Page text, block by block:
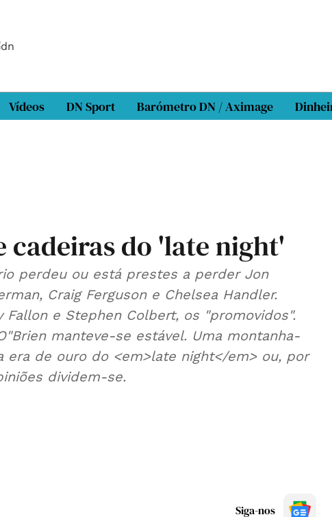
Vídeos DN Sport Barómetro DN / Aximage
cadeiras do 'late night'
perdeu ou está prestes a perder Jon
Craig Ferguson e Chelsea Handler.
e Stephen Colbert, os "promovidos".
manteve-se estável. Uma montanha-
de ouro do <em>late night</em> ou, por
dividem-se.
Siga-nos